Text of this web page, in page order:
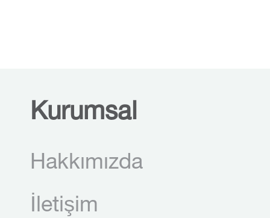
Kurumsal
Hakkımızda
İletişim